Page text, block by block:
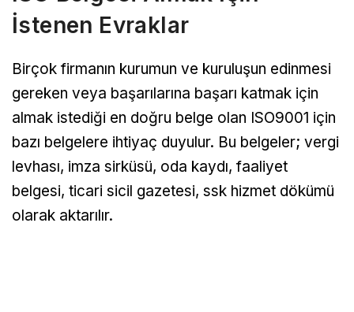
İstenen Evraklar
Birçok firmanın kurumun ve kuruluşun edinmesi
gereken veya başarılarına başarı katmak için
almak istediği en doğru belge olan ISO9001 için
bazı belgelere ihtiyaç duyulur. Bu belgeler; vergi
levhası, imza sirküsü, oda kaydı, faaliyet
belgesi, ticari sicil gazetesi, ssk hizmet dökümü
olarak aktarılır.